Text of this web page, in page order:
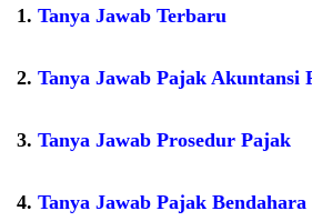
1. Tanya Jawab Terbaru
2. Tanya Jawab Pajak Akuntansi
3. Tanya Jawab Prosedur Pajak
4. Tanya Jawab Pajak Bendahara